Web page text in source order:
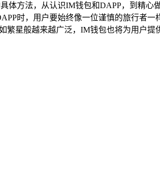
体方法，从认识IM钱包和DAPP，到精
时，用户要始终像一位谨慎的旅行者
星般越来越广泛，IM钱包也将为用户